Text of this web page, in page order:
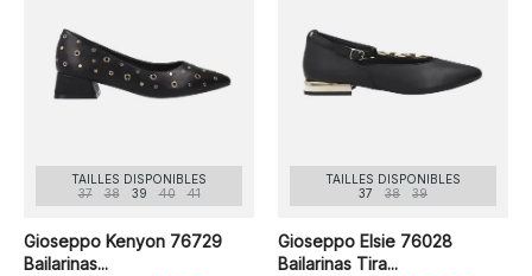
TAILLES DISPONIBLES
37
38 39 40 41
Gioseppo Kenyon 76729
Bailarinas...
TAILLES DISPONIBLES
37
38 39
Gioseppo Elsie 76028
Bailarinas Tira...